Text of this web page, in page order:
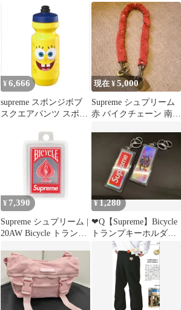
ー
¥ 6,666
supreme スポンジボブ
スクエアパンツ スポー
現在 ¥5,000
Supreme シュプリーム
赤 バイクチェーン 南京
¥ 7,390
Supreme シュプリーム |
20AW Bicycle トランプ
ッド | ブランド ファッ
ション アイテム 小物
インテリア 雑貨【メン
ズ】【中古】
¥1,280
❤︎Q【Supreme】Bicycle
トランプキーホルダー
ホログラム